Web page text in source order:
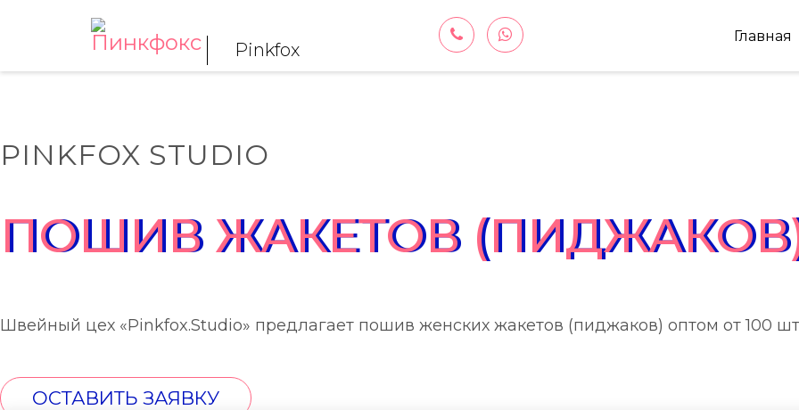
Pinkfox
Главная
PINKFOX STUDIO
ПОШИВ ЖАКЕТОВ
Швейный цех «Pinkfox.Studio» предлагает пошив женских жакетов (пиджаков) оптом от 100
ОСТАВИТЬ ЗАЯВКУ